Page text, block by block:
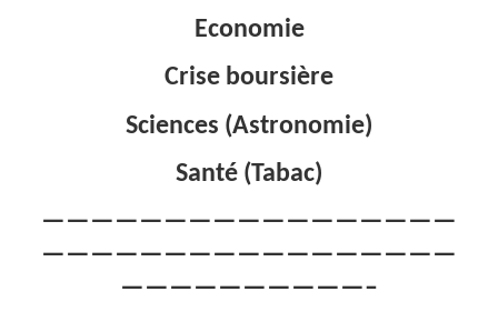
Economie
Crise boursière
Sciences (Astronomie)
Santé (Tabac)
—————————————————
—————————————————
——————————–